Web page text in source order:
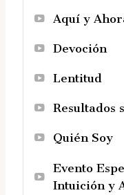
Aquí y
Devoción
Lentitud
Resultados
Quién Soy
Evento
Intuición y